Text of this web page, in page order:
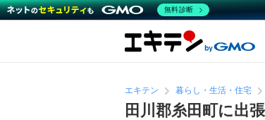
エキテン 暮らし・生活・住宅
田川郡糸田町に出
無料診断